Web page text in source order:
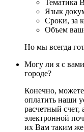
Тематика
Язык
Сроки, за
Объем
Но мы всегда
Могу ли я с
городе?
Конечно,
оплатить наши
расчетный счет,
электронной
их Вам таким